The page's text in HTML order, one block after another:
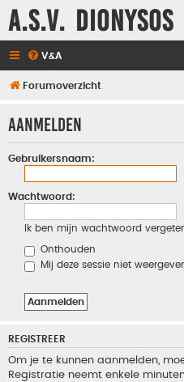
A.S.V. Dionysos
V&A
Forumoverzicht
Aanmelden
Gebruikersnaam:
Wachtwoord:
Ik ben mijn wachtwoord
Onthouden
Mij deze sessie niet
REGISTREER
Om je te kunnen aanmelden,
Registratie neemt enkele